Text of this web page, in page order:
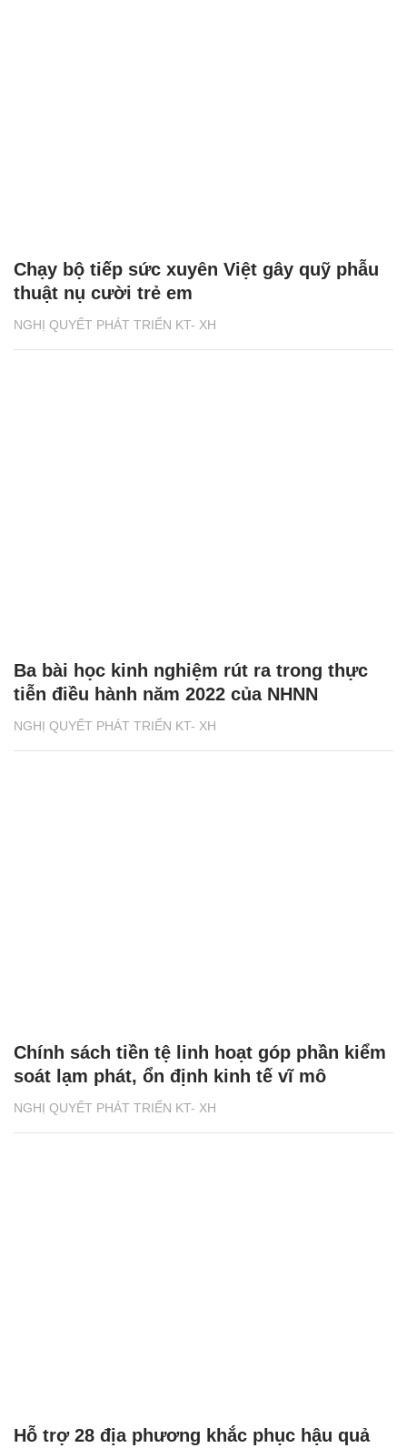
NGHỊ QUYẾT PHÁT TRIỂN KT- XH
Chạy bộ tiếp sức xuyên Việt gây quỹ phẫu
thuật nụ cười trẻ em
NGHỊ QUYẾT PHÁT TRIỂN KT- XH
Ba bài học kinh nghiệm rút ra trong thực
tiễn điều hành năm 2022 của NHNN
NGHỊ QUYẾT PHÁT TRIỂN KT- XH
Chính sách tiền tệ linh hoạt góp phần kiểm
soát lạm phát, ổn định kinh tế vĩ mô
Hỗ trợ 28 địa phương khắc phục hậu quả